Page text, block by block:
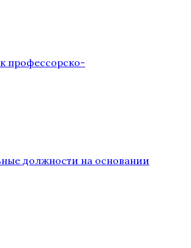
профессорско-
должности на основании